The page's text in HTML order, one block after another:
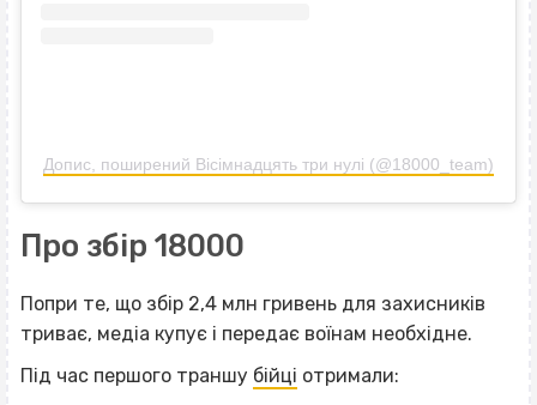
Допис, поширений Вісімнадцять три нулі (@18000_team)
Про збір 18000
Попри те, що збір 2,4 млн гривень для захисників
триває, медіа купує і передає воїнам необхідне.
Під час першого траншу бійці отримали: